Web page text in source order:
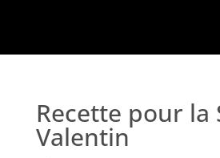
Recette pour la
Valentin